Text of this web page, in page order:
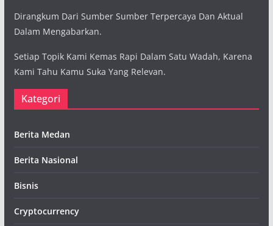
Dirangkum Dari Sumber Sumber Terpercaya Dan Aktual
Dalam Mengabarkan.
Setiap Topik Kami Kemas Rapi Dalam Satu Wadah, Karena
Kami Tahu Kamu Suka Yang Relevan.
Kategori
Berita Medan
Berita Nasional
Bisnis
Cryptocurrency